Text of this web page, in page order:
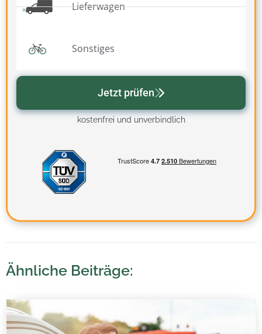
Lieferwagen
Sonstiges
Jetzt prüfen
kostenfrei und unverbindlich
Ähnliche Beiträge: